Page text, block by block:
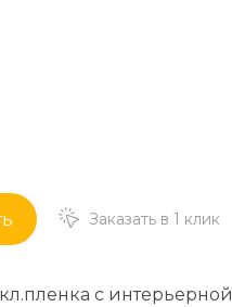
Заказать в 1 клик
с интерьерной